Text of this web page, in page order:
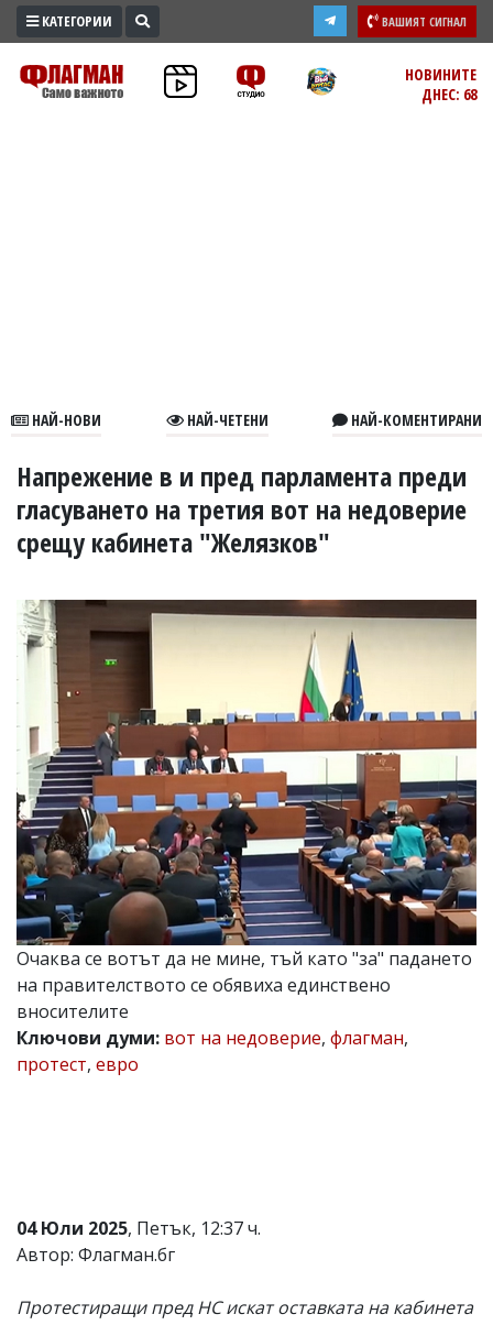
ПРОМО
ЗОНА
В
УКРАЙНА
СПОРТ
РАЗСЛЕДВАНЕ
БИЗНЕС
ЮГ
Управители:
Веселин
Василев,
email:
v.vasilev@flagman.bg
Катя
Касабова,
еmail:k.kassabova@flagman.bg
Главен
редактор:
Колев,
email:
office@flagman.bg
Коментарите
под
статиите
се
отговорност
за
тях!
откриете
КАТЕГОРИИ ВАШИЯТ СИГНАЛ
НОВИНИТЕ
ДНЕС: 68
НАЙ-НОВИ НАЙ-ЧЕТЕНИ НАЙ-КОМЕНТИРАНИ
Напрежение в и пред парламента преди
гласуването на третия вот на недоверие
срещу кабинета "Желязков"
Очаква се вотът да не мине, тъй като "за" падането
на правителството се обявиха единствено
вносителите
Ключови думи: вот на недоверие, флагман,
протест, евро
04 Юли 2025, Петък, 12:37 ч.
Автор: Флагман.бг
Протестиращи пред НС искат оставката на кабинета